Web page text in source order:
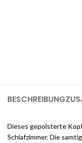
BESCHREIBUNG
Dieses gepolsterte
Schlafzimmer. Die